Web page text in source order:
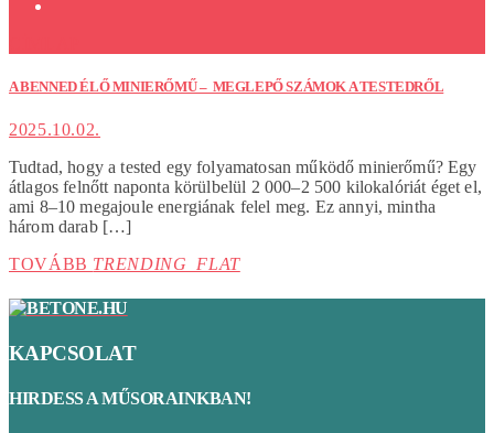
A BENNED ÉLŐ MINIERŐMŰ – MEGLEPŐ SZÁMOK A TESTEDRŐL
2025.10.02.
Tudtad, hogy a tested egy folyamatosan működő minierőmű? Egy
átlagos felnőtt naponta körülbelül 2 000–2 500 kilokalóriát éget el,
ami 8–10 megajoule energiának felel meg. Ez annyi, mintha
három darab […]
TOVÁBB TRENDING_FLAT
KAPCSOLAT
HIRDESS A MŰSORAINKBAN!